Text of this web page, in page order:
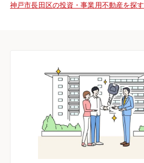
神戸市長田区の投資・事業用不動産を探す